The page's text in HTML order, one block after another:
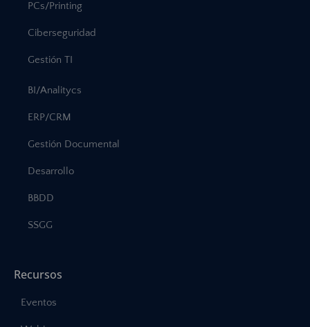
PCs/Printing
Ciberseguridad
Gestión TI
BI/Analitycs
ERP/CRM
Gestión Documental
Desarrollo
BBDD
SSGG
Recursos
Eventos